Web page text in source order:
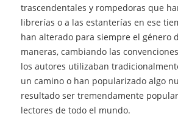
trascendentales y rompedoras que
librerías o a las estanterías en ese
han alterado para siempre el género
maneras, cambiando las
los autores utilizaban
un camino o han popularizado algo
resultado ser tremendamente
lectores de todo el mundo.